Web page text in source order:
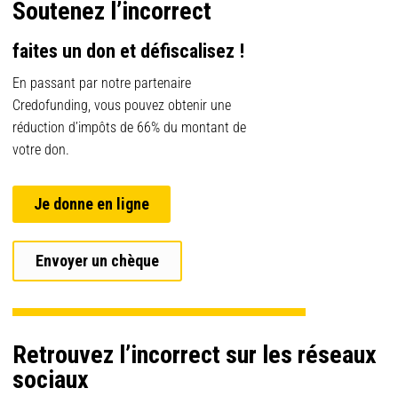
Soutenez l’incorrect
faites un don et défiscalisez !
En passant par notre partenaire
Credofunding, vous pouvez obtenir une
réduction d’impôts de 66% du montant de
votre don.
Je donne en ligne
Envoyer un chèque
Retrouvez l’incorrect sur les réseaux
sociaux